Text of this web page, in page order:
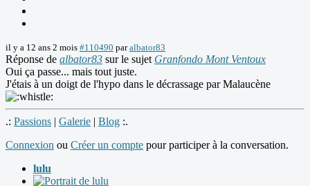
il y a 12 ans 2 mois #110490 paralbator83
Réponse de albator83 sur le sujet Granfondo Mont Ventoux
Oui ça passe... mais tout juste.
J'étais à un doigt de l'hypo dans le décrassage par Malaucène
.: Passions | Galerie | Blog :.
Connexion ou Créer un compte pour participer à la conversation.
lulu